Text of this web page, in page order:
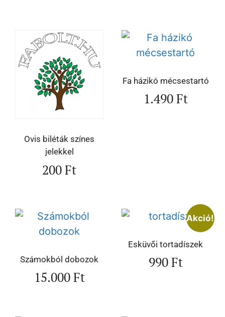
Ovis biléták színes
jelekkel
200Ft
Fa házikó mécsestartó
1.490Ft
Számokból dobozok
15.000Ft
Akció!
Esküvői tortadíszek
990Ft